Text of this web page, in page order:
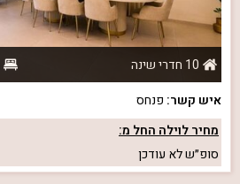
10 חדרי שינה
איש קשר: פנחס
מחיר לוילה החל מ:
סופ״שלא עודכן